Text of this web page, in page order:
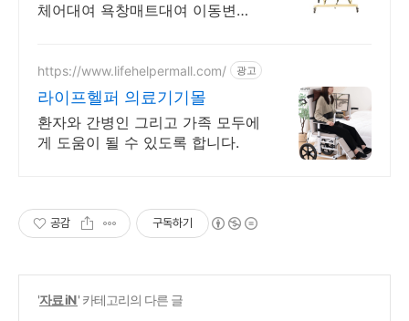
체어대여 욕창매트대여 이동변기
워커 욕창매트리스 임대
https://www.lifehelpermall.com/ 광고
라이프헬퍼 의료기기몰
환자와 간병인 그리고 가족 모두에
게 도움이 될 수 있도록 합니다.
공감 구독하기
'자료 iN' 카테고리의 다른 글